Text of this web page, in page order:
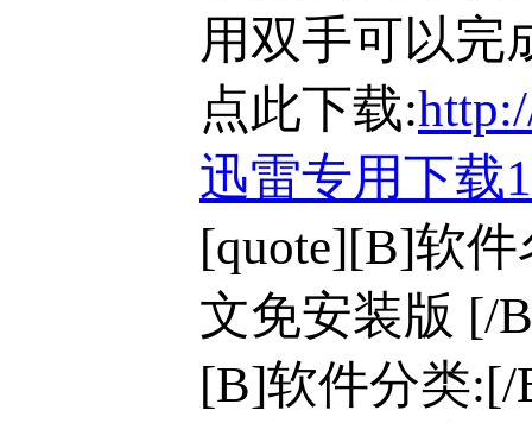
用双手可以完
点此下载:
迅雷专用下载
[quote][B]软
文免安装版 [/
[B]软件分类